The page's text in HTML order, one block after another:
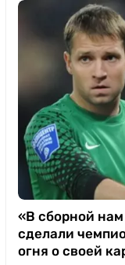
«В сборной
сделали
огня о своей